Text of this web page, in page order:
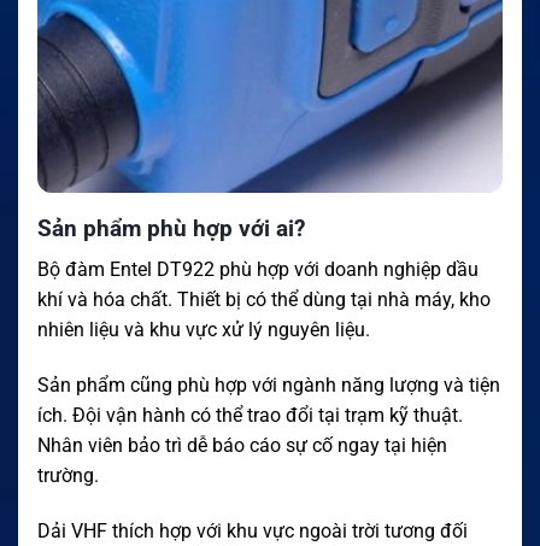
Sản phẩm phù hợp với ai?
Bộ đàm Entel DT922 phù hợp với doanh nghiệp dầu
khí và hóa chất. Thiết bị có thể dùng tại nhà máy, kho
nhiên liệu và khu vực xử lý nguyên liệu.
Sản phẩm cũng phù hợp với ngành năng lượng và tiện
ích. Đội vận hành có thể trao đổi tại trạm kỹ thuật.
Nhân viên bảo trì dễ báo cáo sự cố ngay tại hiện
trường.
Dải VHF thích hợp với khu vực ngoài trời tương đối